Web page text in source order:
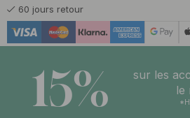
60 jours retour
15%
sur les
le